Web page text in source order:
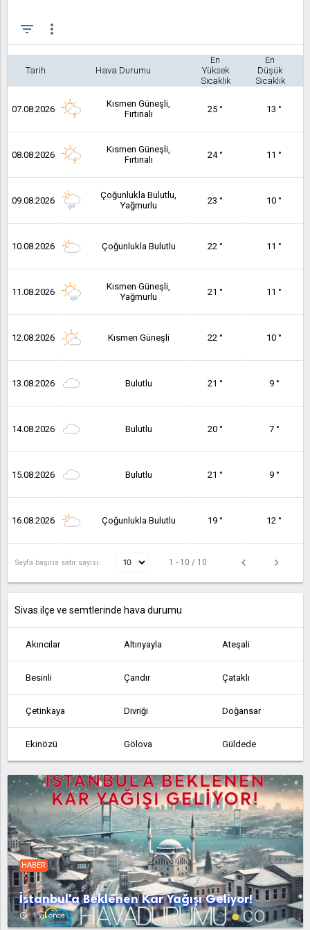
filter_list more_vert
Tarih Hava Durumu
En
Yüksek
Sıcaklık
En
Düşük
Sıcaklık
07.08.2026
Kısmen Güneşli,
Fırtınalı
25 ° 13 °
08.08.2026
Kısmen Güneşli,
Fırtınalı
24 ° 11 °
09.08.2026
Çoğunlukla Bulutlu,
Yağmurlu
23 ° 10 °
10.08.2026 Çoğunlukla Bulutlu 22 ° 11 °
11.08.2026
Kısmen Güneşli,
Yağmurlu
21 ° 11 °
12.08.2026 Kısmen Güneşli 22 ° 10 °
13.08.2026 Bulutlu 21 ° 9 °
14.08.2026 Bulutlu 20 ° 7 °
15.08.2026 Bulutlu 21 ° 9 °
16.08.2026 Çoğunlukla Bulutlu 19 ° 12 °
Sayfa başına satır sayısı: 1 - 10 / 10
Sivas ilçe ve semtlerinde hava durumu
Akıncılar Altınyayla Ateşali
Besinli Çandır Çataklı
Çetinkaya Divriği Doğansar
Ekinözü Gölova Güldede
Gürün Hafik İmranli
Kangal Karakaya Koyulhisar
Sarkışla Suşehri
Yeniapardı Yeniçubuk Yıldızeli
Zara
HABER
İstanbul'a Beklenen Kar Yağışı Geliyor!
access_time 1 yıl önce